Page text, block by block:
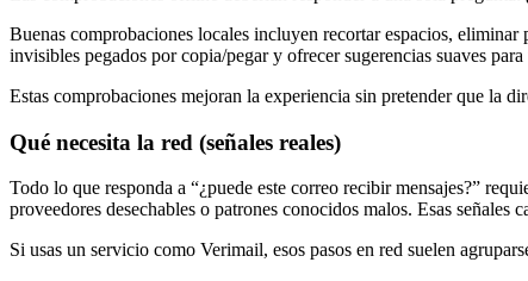
Buenas comprobaciones locales incluyen recortar espacios,
invisibles pegados por copia/pegar y ofrecer sugerencias suaves
Estas comprobaciones mejoran la experiencia sin pretender que la
Qué necesita la red (señales reales)
Todo lo que responda a “¿puede este correo recibir mensajes?”
proveedores desechables o patrones conocidos malos. Esas señales
Si usas un servicio como Verimail, esos pasos en red suelen